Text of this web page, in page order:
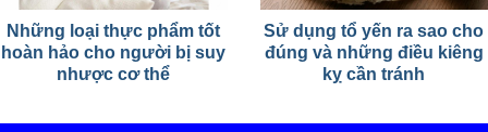
Những loại thực phẩm tốt
hoàn hảo cho người bị suy
nhược cơ thể
Sử dụng tổ yến ra sao cho
đúng và những điều kiêng
kỵ cần tránh